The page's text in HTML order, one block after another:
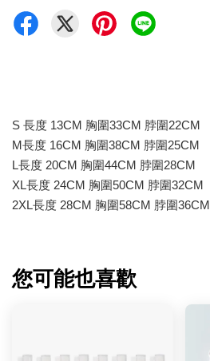
S 長度 13CM 胸圍33CM 脖圍22CM
M長度 16CM 胸圍38CM 脖圍25CM
L長度 20CM 胸圍44CM 脖圍28CM
XL長度 24CM 胸圍50CM 脖圍32CM
2XL長度 28CM 胸圍58CM 脖圍36CM
您可能也喜歡